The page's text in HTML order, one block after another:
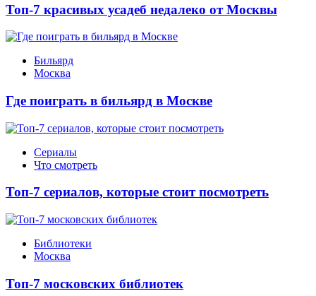
Топ-7 красивых усадеб недалеко от Москвы
Бильярд
Москва
Где поиграть в бильярд в Москве
Сериалы
Что смотреть
Топ-7 сериалов, которые стоит посмотреть
Библиотеки
Москва
Топ-7 московских библиотек